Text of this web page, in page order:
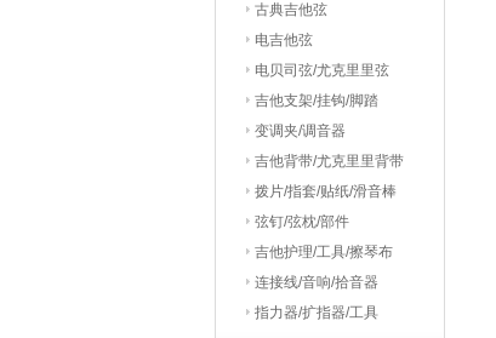
古典吉他弦
电吉他弦
电贝司弦/尤克里里弦
吉他支架/挂钩/脚踏
变调夹/调音器
吉他背带/尤克里里背带
拨片/指套/贴纸/滑音棒
弦钉/弦枕/部件
吉他护理/工具/擦琴布
连接线/音响/拾音器
指力器/扩指器/工具